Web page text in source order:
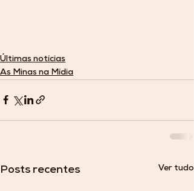
Últimas notícias
As Minas na Mídia
Posts recentes Ver tudo